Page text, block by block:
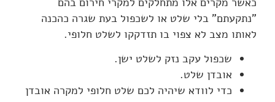
"נתקעתם" בלי שלט או לשכפול בעת שגרה כהכנה
לאותו מצב לא צפוי בו תזדקקו לשלט חלופי.
שכפול עקב נזק לשלט ישן.
אובדן שלט.
כדי לוודא שיהיה לכם שלט חלופי למקרה אובדן